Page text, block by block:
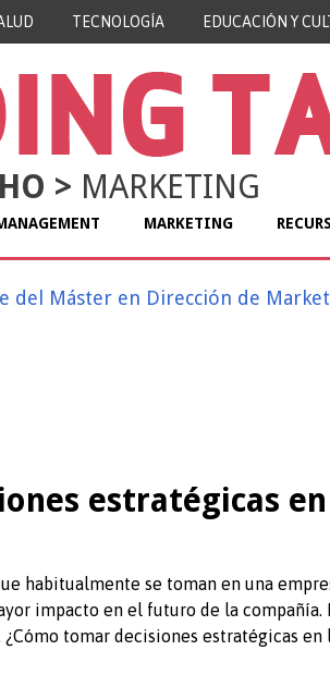
TECNOLOGÍA EDUCACIÓN Y
> MARKETING
MARKETING
del Máster en Dirección de
estratégicas
habitualmente se toman en una
impacto en el futuro de la compañía.
tomar decisiones estratégicas en